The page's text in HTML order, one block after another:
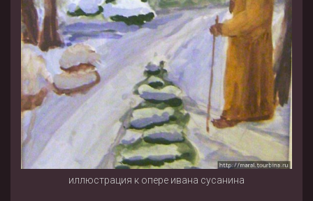
иллюстрация к опере ивана сусанина